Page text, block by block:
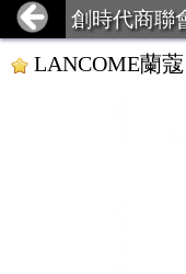
創時代商聯
略聯盟
LANCOME蘭